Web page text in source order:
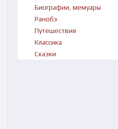
Биографии, мемуары
Ранобэ
Путешествия
Классика
Сказки